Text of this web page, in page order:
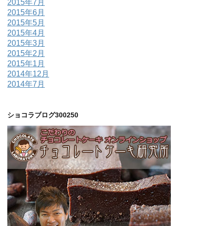
2015年7月
2015年6月
2015年5月
2015年4月
2015年3月
2015年2月
2015年1月
2014年12月
2014年7月
ショコラブログ300250